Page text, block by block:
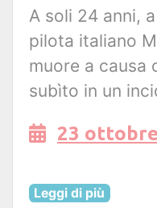
A soli 24 anni,
pilota italiano
muore a causa
subìto in un
23
Leggi di più